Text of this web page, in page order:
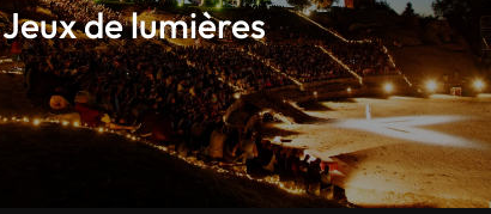
Jeux de lumières